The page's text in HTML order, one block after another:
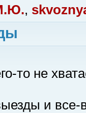
,
то не
и все-